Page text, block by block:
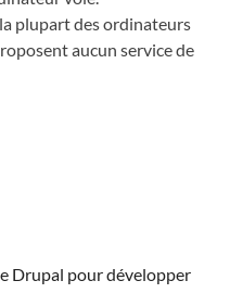
plupart des ordinateurs
aucun service de
Drupal pour développer